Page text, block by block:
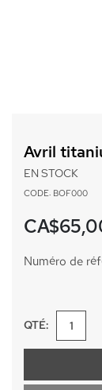
début
d’images
Avril
EN STOCK
CODE: BOF000
Numéro de
QTÉ: